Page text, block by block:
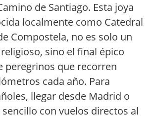
de Santiago. Esta joya
localmente como Catedral
Compostela, no es solo un
sino el final épico
peregrinos que recorren
cada año. Para
llegar desde Madrid o
sencillo con vuelos directos al